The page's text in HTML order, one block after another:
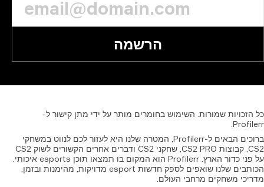
הרשמה
שמורות. השימוש בחומרים מותר על ידי מתן קישור ל-
ברוכים הבאים ל-Profilerr, המטרה שלנו היא לעזור לכם לנווט במשחקי
CS2, קבוצות CS2 PRO, שחקני CS2 ודברים אחרים הקשורים לשוק CS2
על פני כדור הארץ. Profilerr הוא המקום בו תמצאו תוכן esports איכותי.
הכותבים שלנו שואפים לספק חדשות esport מדויקות, מהימנות ובזמן,
משחקים מרחבי העולם.